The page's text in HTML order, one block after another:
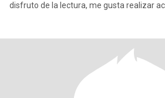
disfruto de la lectura, me gusta realizar